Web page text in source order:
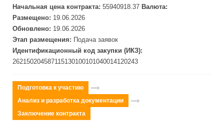
Начальная цена контракта: 55940918.37 Валюта:
Размещено: 19.06.2026
Обновлено: 19.06.2026
Этап размещения: Подача заявок
Идентификационный код закупки (ИКЗ):
262150204587115130100101040014120243
Подготовка к участию
Анализ и разработка документации
Заключение контракта